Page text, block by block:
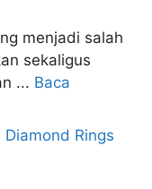
menjadi salah
sekaligus
... Baca
Rings